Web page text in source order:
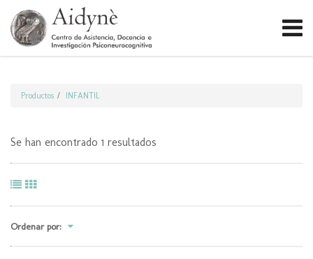
Productos INFANTIL
Se han encontrado 1 resultados
Ordenar por: